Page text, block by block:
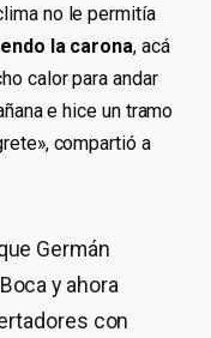
no le permitía
la carona, acá
calor para andar
e hice un tramo
compartió a
Germán
y ahora
con